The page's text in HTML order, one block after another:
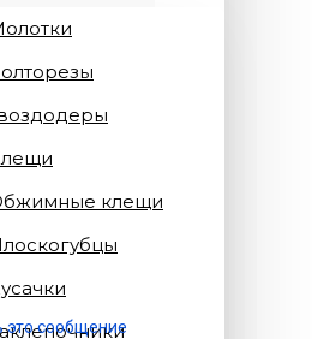
клещи
это сообщение